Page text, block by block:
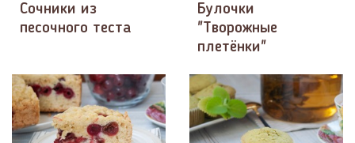
Сочники из
песочного теста
Булочки
"Творожные
плетёнки"